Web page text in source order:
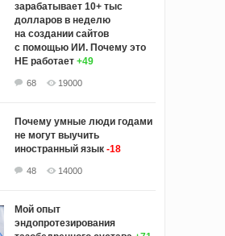
зарабатывает 10+ тыс
долларов в неделю
на создании сайтов
с помощью ИИ. Почему это
НЕ работает +49
68 19000
Почему умные люди годами
не могут выучить
иностранный язык -18
48 14000
Мой опыт
эндопротезирования